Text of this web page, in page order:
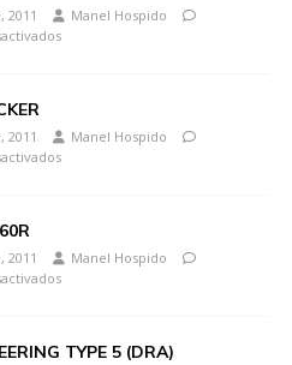
2011
Manel Hospido
2011
Manel Hospido
2011
Manel Hospido
TYPE 5 (DRA)